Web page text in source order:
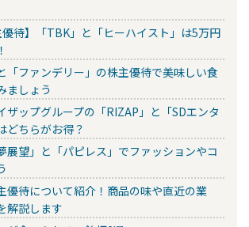
優待】「TBK」と「ヒーハイスト」は5万円
「ファンデリー」の株主優待で美味しい食
ましょう
ザップグループの「RIZAP」と「SDエンタ
どちらがお得？
展望」と「パピレス」でファッションやコ
優待について紹介！商品の味や直近の業
解説します